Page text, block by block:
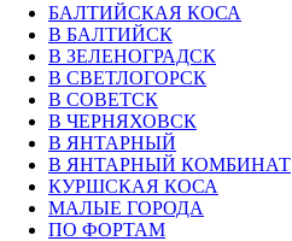
БАЛТИЙСКАЯ КОСА
В БАЛТИЙСК
В ЗЕЛЕНОГРАДСК
В СВЕТЛОГОРСК
В СОВЕТСК
В ЧЕРНЯХОВСК
В ЯНТАРНЫЙ
В ЯНТАРНЫЙ КОМБИНАТ
КУРШСКАЯ КОСА
МАЛЫЕ ГОРОДА
ПО ФОРТАМ